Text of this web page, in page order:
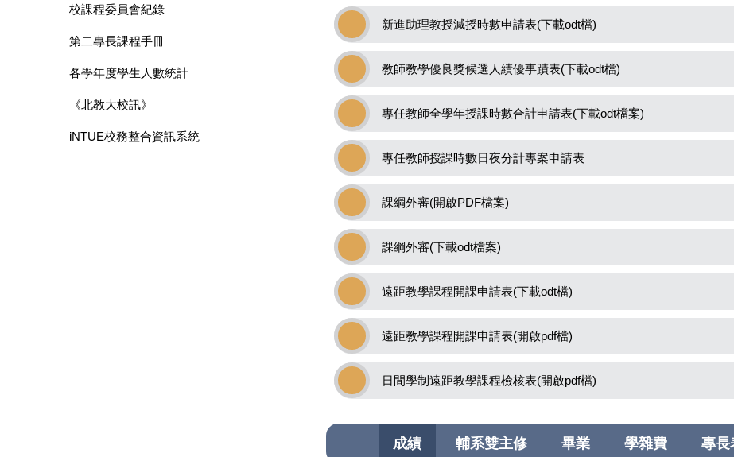
校課程委員會紀錄
第二專長課程手冊
各學年度學生人數統計
《北教大校訊》
iNTUE校務整合資訊系統
新進助理教授減授時數申請表(下載odt檔)
教師教學優良獎候選人績優事蹟表(下載odt檔)
專任教師全學年授課時數合計申請表(下載odt檔案)
專任教師授課時數日夜分計專案申請表
課綱外審(開啟PDF檔案)
課綱外審(下載odt檔案)
遠距教學課程開課申請表(下載odt檔)
遠距教學課程開課申請表(開啟pdf檔)
日間學制遠距教學課程檢核表(開啟pdf檔)
成績 輔系雙主修 畢業 學雜費 專長